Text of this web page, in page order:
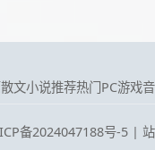
文小说推荐热门PC游戏
备2024047188号-5|